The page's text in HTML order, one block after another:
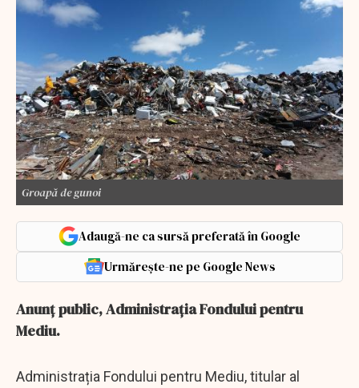
Groapă de gunoi
Adaugă-ne ca sursă preferată în Google
Urmărește-ne pe Google News
Anunţ public, Administraţia Fondului pentru
Mediu.
Administrația Fondului pentru Mediu, titular al